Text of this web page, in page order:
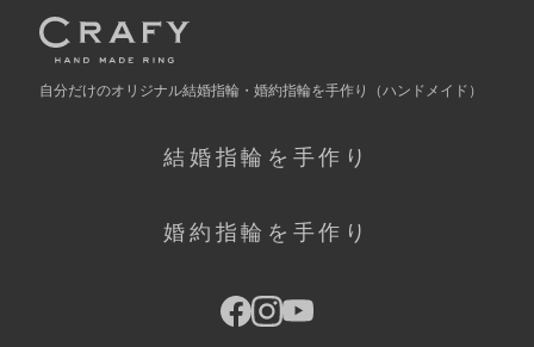
自分だけのオリジナル結婚指輪・婚約指輪を手作り （ハンドメイド）
結婚指輪を手作り
婚約指輪を手作り